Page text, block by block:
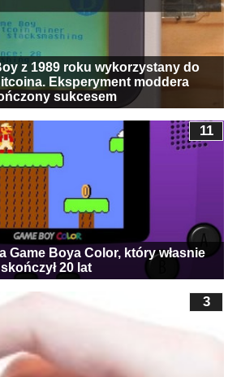
z 1989 roku wykorzystany do
Eksperyment moddera
sukcesem
Game Boya Color, który własnie
skończył 20 lat
11
3